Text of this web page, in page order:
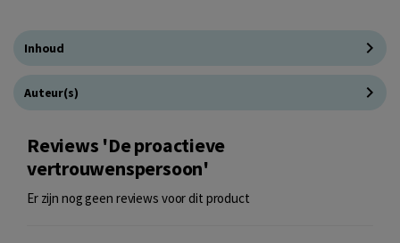
Inhoud
Auteur(s)
Reviews 'De proactieve
vertrouwenspersoon'
Er zijn nog geen reviews voor dit product